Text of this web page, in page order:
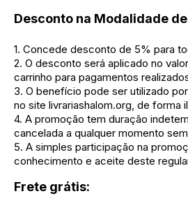
Desconto na Modalidade
1. Concede desconto de 5% para
2. O desconto será aplicado no
carrinho para pagamentos
3. O benefício pode ser utilizado
no site livrariashalom.org, de forma
4. A promoção tem duração
cancelada a qualquer momento
5. A simples participação na
conhecimento e aceite deste
Frete grátis: